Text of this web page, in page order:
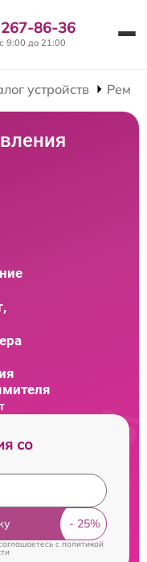
86-36
9:00 до 21:00
устройств
со
cполитикой